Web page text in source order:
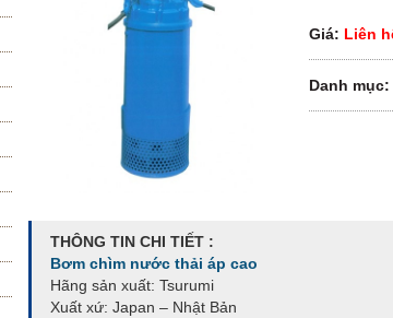
Giá: Liên
Danh mục:
THÔNG TIN CHI TIẾT :
Bơm chìm nước thải áp cao
Hãng sản xuất: Tsurumi
Xuất xứ: Japan – Nhật Bản